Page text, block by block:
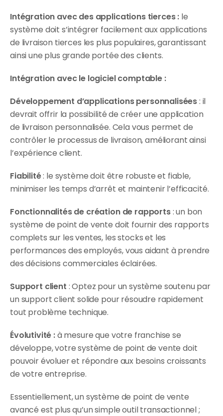
Intégration avec des applications tierces : le
système doit s’intégrer facilement aux applications
de livraison tierces les plus populaires, garantissant
ainsi une plus grande portée des clients.
Intégration avec le logiciel comptable :
Développement d’applications personnalisées : il
devrait offrir la possibilité de créer une application
de livraison personnalisée. Cela vous permet de
contrôler le processus de livraison, améliorant ainsi
l’expérience client.
Fiabilité : le système doit être robuste et fiable,
minimiser les temps d’arrêt et maintenir l’efficacité.
Fonctionnalités de création de rapports : un bon
système de point de vente doit fournir des rapports
complets sur les ventes, les stocks et les
performances des employés, vous aidant à prendre
des décisions commerciales éclairées.
Support client : Optez pour un système soutenu par
un support client solide pour résoudre rapidement
tout problème technique.
Évolutivité : à mesure que votre franchise se
développe, votre système de point de vente doit
pouvoir évoluer et répondre aux besoins croissants
de votre entreprise.
Essentiellement, un système de point de vente
avancé est plus qu’un simple outil transactionnel ;